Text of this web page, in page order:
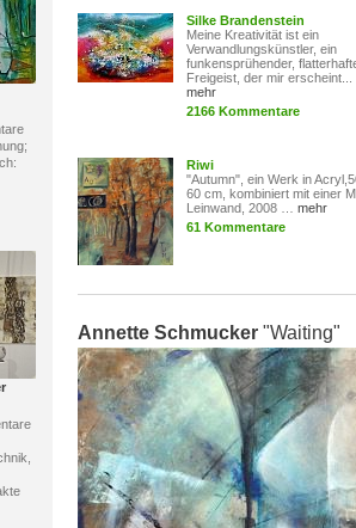
Silke Brandenstein
Meine Kreativität ist ein
Verwandlungskünstler, ein
funkensprühender,
Freigeist, der mir
mehr
2166 Kommentare
Riwi
"Autumn", ein Werk in
60 cm, kombiniert mit einer
Leinwand, 2008 … mehr
61 Kommentare
Annette Schmucker "Waiting"